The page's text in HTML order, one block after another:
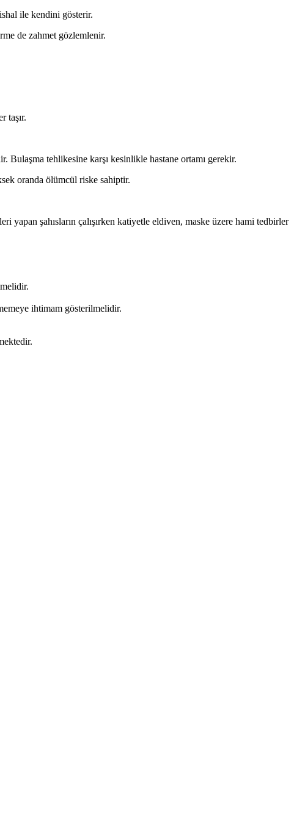
ile kendini gösterir.
de zahmet gözlemlenir.
taşır.
Bulaşma tehlikesine karşı kesinlikle hastane ortamı gerekir.
oranda ölümcül riske sahiptir.
yapan şahısların çalışırken katiyetle eldiven, maske üzere hami tedbirler
ihtimam gösterilmelidir.